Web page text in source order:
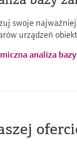
swoje
urządzeń
analiza